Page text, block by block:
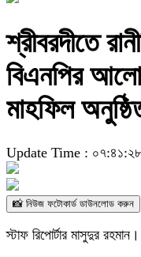
শ্রীবরদীতে
বিএনপির
মাহফিল
Update Time : ০৭:৪১:২৮
📸 নিউজ ফটোকার্ড ডাউনলোড করুন
স্টাফ রিপোর্টার মাসুদুর রহমান।